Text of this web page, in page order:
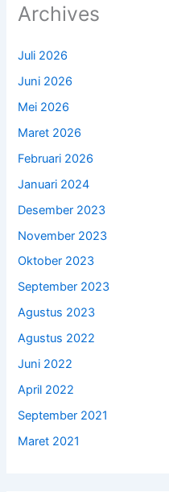
Archives
Juli 2026
Juni 2026
Mei 2026
Maret 2026
Februari 2026
Januari 2024
Desember 2023
November 2023
Oktober 2023
September 2023
Agustus 2023
Agustus 2022
Juni 2022
April 2022
September 2021
Maret 2021